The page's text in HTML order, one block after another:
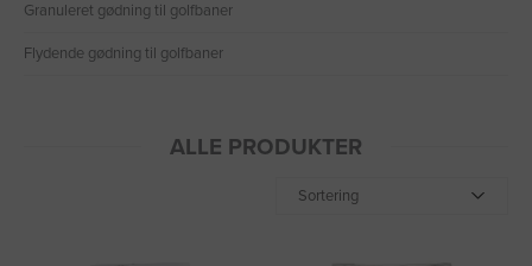
Granuleret gødning til golfbaner
Flydende gødning til golfbaner
ALLE PRODUKTER
Sortering